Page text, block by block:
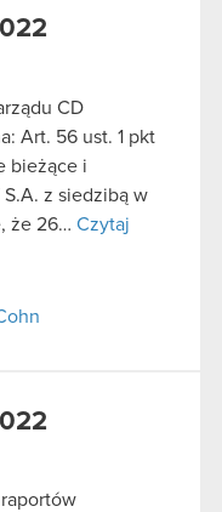
CD
Art. 56 ust. 1 pkt
bieżące i
S.A. z siedzibą w
że 26… Czytaj